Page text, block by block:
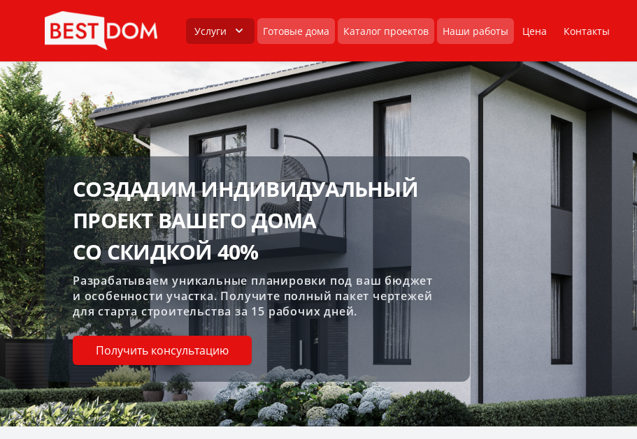
Услуги Готовые дома Каталог проектов Наши работы Цена Контакты
СОЗДАДИМ ИНДИВИДУАЛЬНЫЙ
ПРОЕКТ ВАШЕГО ДОМА
СО СКИДКОЙ 40%
Разрабатываем уникальные планировки под ваш бюджет
и особенности участка. Получите полный пакет чертежей
для старта строительства за 15 рабочих дней.
Получить консультацию